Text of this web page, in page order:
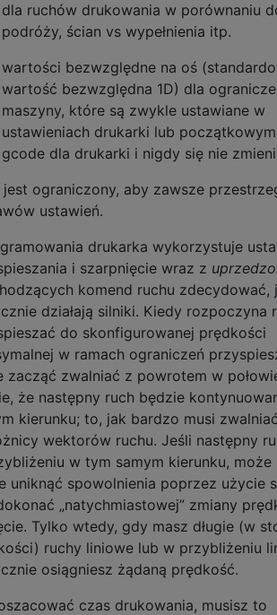
dla ruchów drukowania w porównaniu
podróży, ścian vs wypełnienia itp.
wartości bezwzględne na oś
wartość bezwzględna 1D) dla
maszyny, które są zwykle ustawiane w
ustawieniach drukarki lub
gcode dla drukarki i nigdy się nie
jest ograniczony, aby zawsze
ustawień.
drukarka wykorzystuje
i szarpnięcie wraz z
komend ruchu zdecydować,
działają silniki. Kiedy rozpoczyna
do skonfigurowanej prędkości
w ramach ograniczeń
zacząć zwalniać z powrotem w
że następny ruch będzie
kierunku; to, jak bardzo musi
wektorów ruchu. Jeśli następny
w tym samym kierunku, może
uniknąć spowolnienia poprzez użycie
„natychmiastowej” zmiany
Tylko wtedy, gdy masz długie (w
ruchy liniowe lub w przybliżeniu
osiągniesz żądaną prędkość.
czas drukowania, musisz to